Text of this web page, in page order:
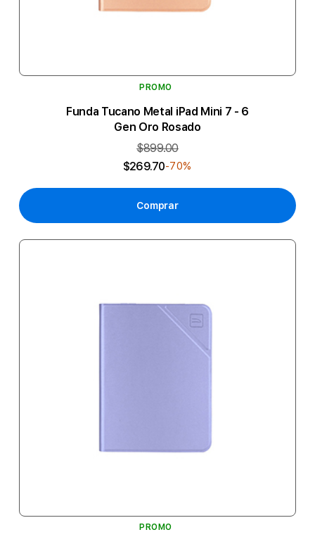
PROMO
Funda Tucano Metal iPad Mini 7 - 6
Gen Oro Rosado
$899.00
$269.70-70%
Comprar
PROMO